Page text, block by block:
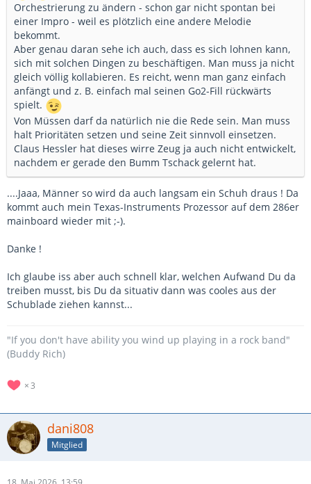
Orchestrierung zu ändern - schon gar nicht spontan bei
einer Impro - weil es plötzlich eine andere Melodie
bekommt.
Aber genau daran sehe ich auch, dass es sich lohnen kann,
sich mit solchen Dingen zu beschäftigen. Man muss ja nicht
gleich völlig kollabieren. Es reicht, wenn man ganz einfach
anfängt und z. B. einfach mal seinen Go2-Fill rückwärts
spielt.
Von Müssen darf da natürlich nie die Rede sein. Man muss
halt Prioritäten setzen und seine Zeit sinnvoll einsetzen.
Claus Hessler hat dieses wirre Zeug ja auch nicht entwickelt,
nachdem er gerade den Bumm Tschack gelernt hat.
....Jaaa, Männer so wird da auch langsam ein Schuh draus ! Da
kommt auch mein Texas-Instruments Prozessor auf dem 286er
mainboard wieder mit ;-).
Danke !
Ich glaube iss aber auch schnell klar, welchen Aufwand Du da
treiben musst, bis Du da situativ dann was cooles aus der
Schublade ziehen kannst...
"If you don't have ability you wind up playing in a rock band"
(Buddy Rich)
3
dani808
Mitglied